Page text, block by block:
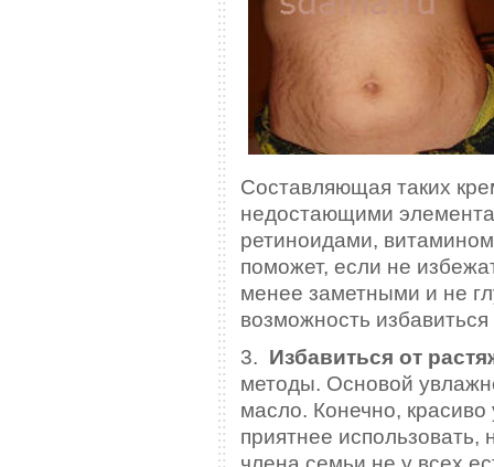
Составляющая таких
недостающими
ретиноидами,
поможет, если не
менее заметными и не
возможность
3. Избавиться от
методы. Основой
масло. Конечно,
приятнее использовать,
члена семьи не у всех